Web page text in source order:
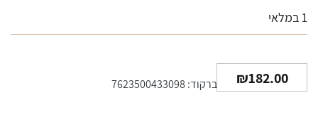
1 במלאי
₪182.00 ברקוד: 7623500433098